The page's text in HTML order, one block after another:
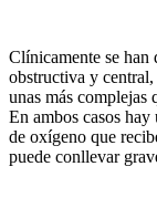
Clínicamente se han
obstructiva y central,
unas más complejas
En ambos casos
de oxígeno que
puede conllevar